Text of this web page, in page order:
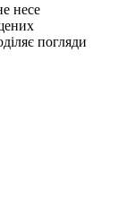
несе
погляди